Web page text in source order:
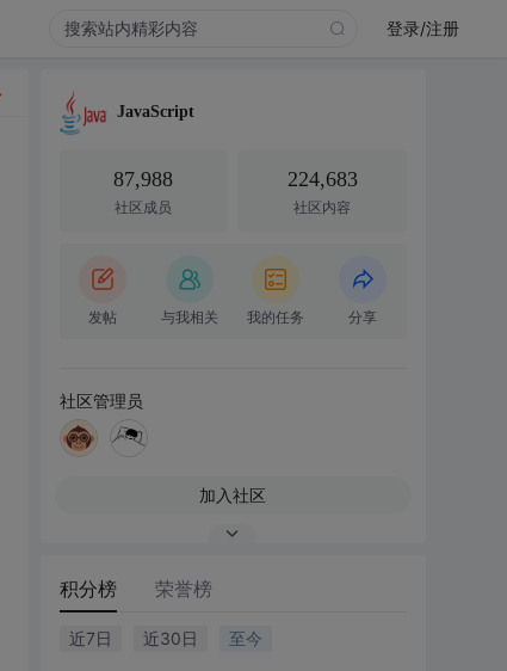
登录/注册
JavaScript
87,988
社区成员
224,683
社区内容
发帖 与我相关 我的任务 分享
社区管理员
加入社区
积分榜 荣誉榜
近7日 近30日 至今